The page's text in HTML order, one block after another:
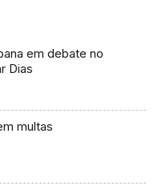
em debate no
Dias
multas